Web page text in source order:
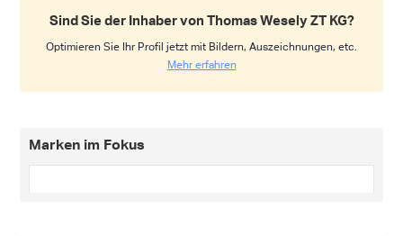
Sind Sie der Inhaber von Thomas Wesely ZT KG?
Optimieren Sie Ihr Profil jetzt mit Bildern, Auszeichnungen, etc.
Mehr erfahren
Marken im Fokus